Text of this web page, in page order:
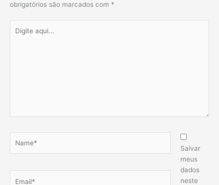
obrigatórios são marcados com *
aqui...
Salvar
meus
dados
neste